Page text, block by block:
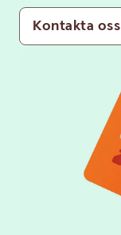
Kontakta oss